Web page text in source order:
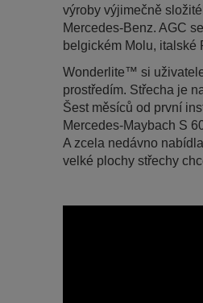
výroby výjimečně
Mercedes-Benz. AGC
belgickém Molu, italské
Wonderlite™ si
prostředím. Střecha je
Šest měsíců od první
Mercedes-Maybach S
A zcela nedávno
velké plochy střechy